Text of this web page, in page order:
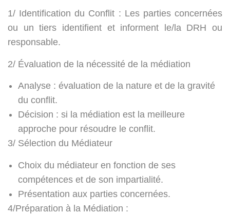
1/ Identification du Conflit : Les parties concernées
ou un tiers identifient et informent le/la DRH ou
responsable.
2/ Évaluation de la nécessité de la médiation
Analyse : évaluation de la nature et de la gravité
du conflit.
Décision : si la médiation est la meilleure
approche pour résoudre le conflit.
3/ Sélection du Médiateur
Choix du médiateur en fonction de ses
compétences et de son impartialité.
Présentation aux parties concernées.
4/Préparation à la Médiation :